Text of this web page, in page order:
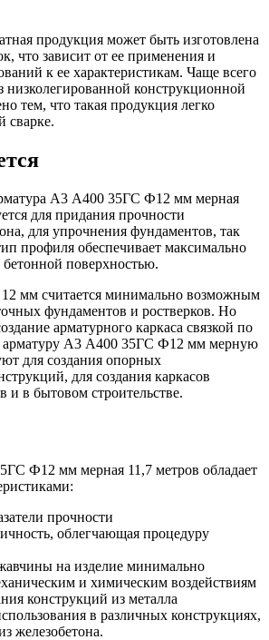
продукция может быть изготовлена
что зависит от ее применения и
к ее характеристикам. Чаще всего
низколегированной конструкционной
тем, что такая продукция легко
сварке.
А3 А400 35ГС Ф12 мм мерная
для придания прочности
для упрочнения фундаментов, так
профиля обеспечивает максимально
поверхностью.
мм считается минимально возможным
фундаментов и ростверков. Но
арматурного каркаса связкой по
арматуру А3 А400 35ГС Ф12 мм мерную
для создания опорных
для создания каркасов
и в бытовом строительстве.
Ф12 мм мерная 11,7 метров обладает
прочности
облегчающая процедуру
на изделие минимально
и химическим воздействиям
конструкций из металла
в различных конструкциях,
железобетона.